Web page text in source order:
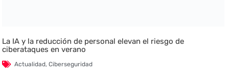
La IA y la reducción de personal elevan el riesgo de
ciberataques en verano
Actualidad,Ciberseguridad